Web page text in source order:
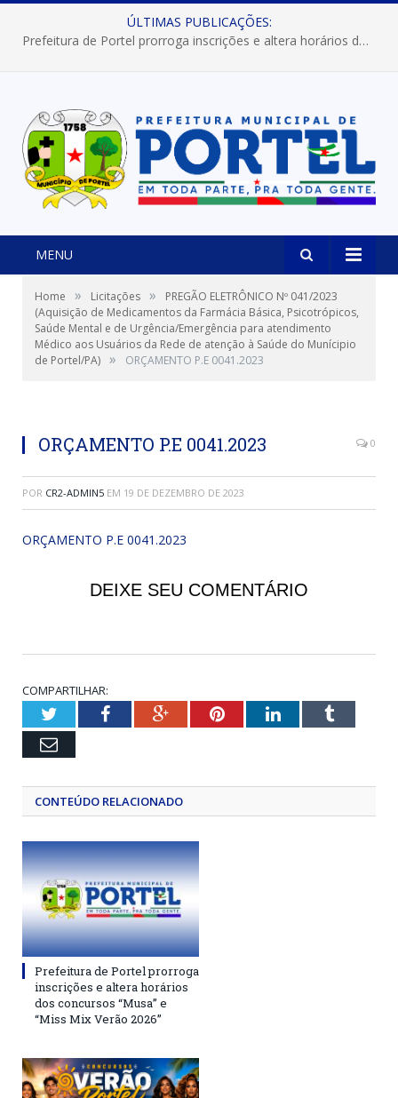
ÚLTIMAS PUBLICAÇÕES:
Prefeitura de Portel prorroga inscrições e altera horários dos concursos “Musa” e “Miss Mix Verão 2026”
MENU
Home » Licitações »
PREGÃO ELETRÔNICO Nº 041/2023
(Aquisição de Medicamentos da Farmácia Básica, Psicotrópicos,
Saúde Mental e de Urgência/Emergência para atendimento
Médico aos Usuários da Rede de atenção à Saúde do Munícipio
de Portel/PA) » ORÇAMENTO P.E 0041.2023
ORÇAMENTO P.E 0041.2023 0
POR CR2-ADMIN5 EM 19 DE DEZEMBRO DE 2023
ORÇAMENTO P.E 0041.2023
DEIXE SEU COMENTÁRIO
COMPARTILHAR:
TwitterFacebookGoogle+PinterestLinkedInTumblr
Email
CONTEÚDO RELACIONADO
Prefeitura de Portel prorroga
inscrições e altera horários
dos concursos “Musa” e
“Miss Mix Verão 2026”